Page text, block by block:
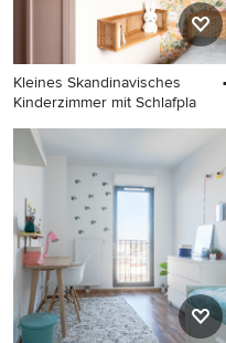
Kleines Skandinavisches
Kinderzimmer mit Schlafpla
Kleines Skandinavisches
Kinderzimmer mit
Schlafplatz, rosa Wandfarbe,
dunklem Holzboden und
Tapetenwänden in Paris